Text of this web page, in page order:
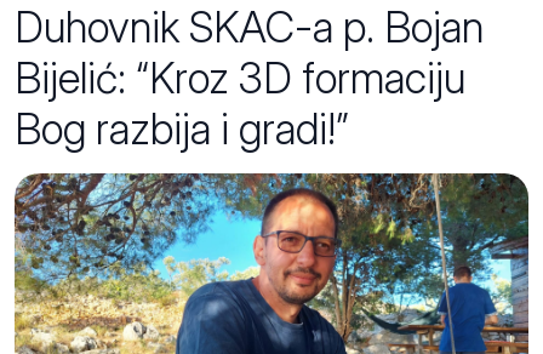
Duhovnik SKAC-a p. Bojan
Bijelić: “Kroz 3D formaciju
Bog razbija i gradi!”